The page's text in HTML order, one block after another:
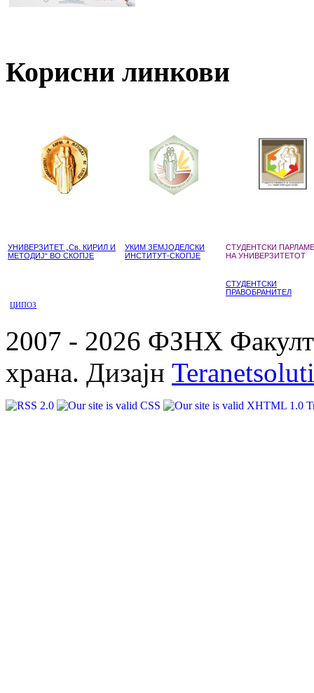
Корисни линкови
УНИВЕРЗИТЕТ „Св. КИРИЛ И
МЕТОДИЈ“ ВО СКОПЈЕ
УКИМ ЗЕМЈОДЕЛСКИ
ИНСТИТУТ-СКОПЈЕ
СТУДЕНТСКИ
НА УНИВЕРЗИТЕТОТ
СТУДЕНТСКИ
ПРАВОБРАНИТЕЛ
ЦИПОЗ
2007 - 2026 ФЗНХ
храна. Дизајн